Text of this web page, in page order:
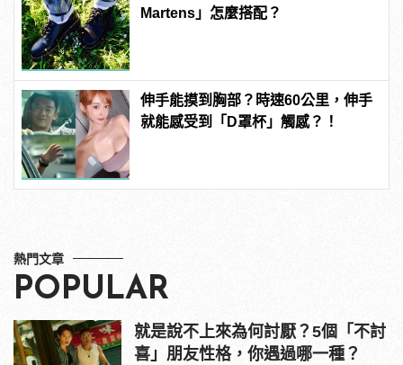
Martens」怎麼搭配？
伸手能摸到胸部？時速60公里，伸手
就能感受到「D罩杯」觸感？！
熱門文章
POPULAR
就是說不上來為何討厭？5個「不討
喜」朋友性格，你遇過哪一種？